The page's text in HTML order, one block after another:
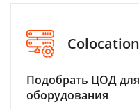
Colocation
Подобрать ЦОД
оборудования